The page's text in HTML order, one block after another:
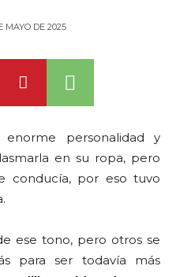
MAYO DE 2025
personalidad y
en su ropa, pero
conducía, por eso tuvo
ese tono, pero otros se
para ser todavía más